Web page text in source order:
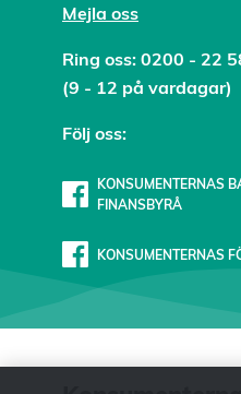
Mejla oss
Ring oss: 0200 - 22
(9 - 12 på vardagar)
Följ oss:
KONSUMENTERNAS
FINANSBYRÅ
KONSUMENTERNAS